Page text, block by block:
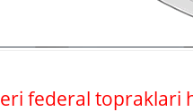
federal topraklari